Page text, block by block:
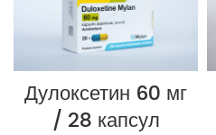
Дулоксетин 60 мг
/ 28 капсул